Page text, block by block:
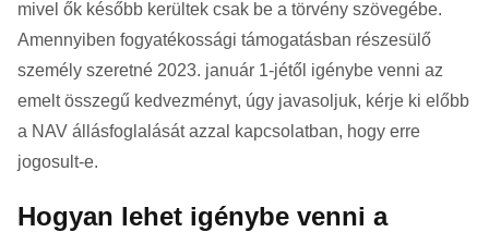
mivel ők később kerültek csak be a törvény szövegébe.
Amennyiben fogyatékossági támogatásban részesülő
személy szeretné 2023. január 1-jétől igénybe venni az
emelt összegű kedvezményt, úgy javasoljuk, kérje ki előbb
a NAV állásfoglalását azzal kapcsolatban, hogy erre
jogosult-e.
Hogyan lehet igénybe venni a